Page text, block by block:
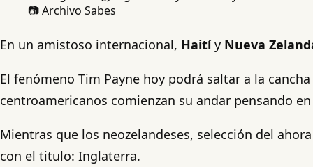
📷 Archivo Sabes
En un amistoso internacional, Haitíy Nueva
El fenómeno Tim Payne hoy podrá saltar a la
centroamericanos comienzan su andar pensando
Mientras que los neozelandeses, selección del
con el titulo: Inglaterra.